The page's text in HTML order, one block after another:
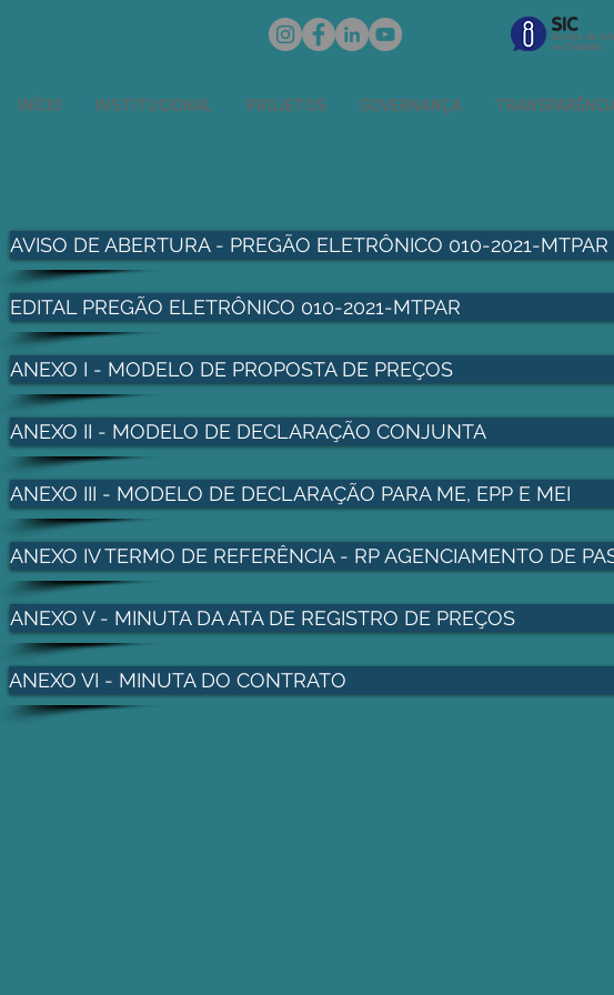
INÍCIO INSTITUCIONAL PROJETOS GOVERNANÇA
AVISO DE ABERTURA - PREGÃO ELETRÔNICO 010-2021-
EDITAL PREGÃO ELETRÔNICO 010-2021-MTPAR
ANEXO I - MODELO DE PROPOSTA DE PREÇOS
ANEXO II - MODELO DE DECLARAÇÃO CONJUNTA
ANEXO III - MODELO DE DECLARAÇÃO PARA ME, EPP E MEI
ANEXO IV TERMO DE REFERÊNCIA - RP AGENCIAMENTO DE
ANEXO V - MINUTA DA ATA DE REGISTRO DE PREÇOS
ANEXO VI - MINUTA DO CONTRATO